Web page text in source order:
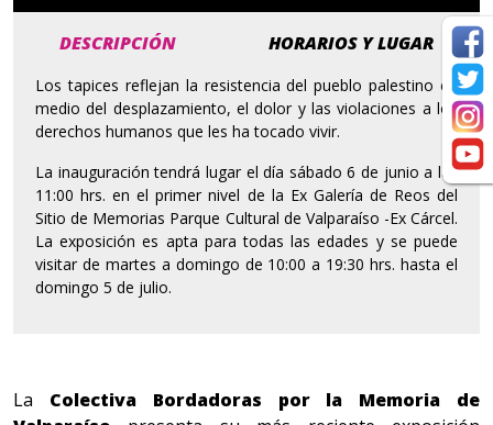
DESCRIPCIÓN HORARIOS Y LUGAR
Los tapices reflejan la resistencia del pueblo palestino en
medio del desplazamiento, el dolor y las violaciones a los
derechos humanos que les ha tocado vivir.
La inauguración tendrá lugar el día sábado 6 de junio a las
11:00 hrs. en el primer nivel de la Ex Galería de Reos del
Sitio de Memorias Parque Cultural de Valparaíso -Ex Cárcel.
La exposición es apta para todas las edades y se puede
visitar de martes a domingo de 10:00 a 19:30 hrs. hasta el
domingo 5 de julio.
La Colectiva Bordadoras por la Memoria de